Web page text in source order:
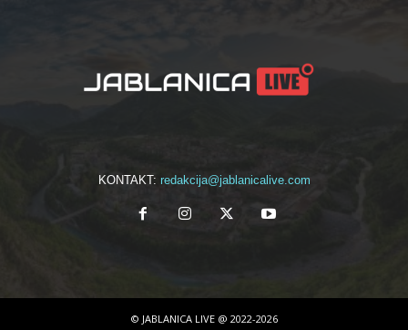
KONTAKT: redakcija@jablanicalive.com
© JABLANICA LIVE @ 2022-2026